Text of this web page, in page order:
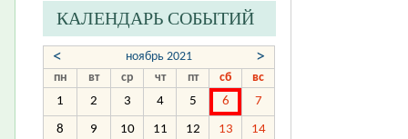
КАЛЕНДАРЬ СОБЫТИЙ
< ноябрь 2021 >
пн вт ср чт пт сб
вс
1
2 3 4 5 6 7
8 9 10 11 12 13 14